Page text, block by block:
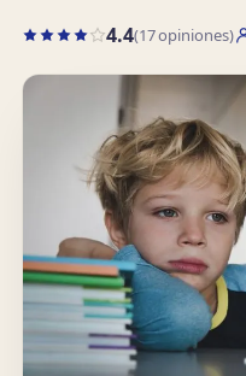
4.4(17 opiniones)